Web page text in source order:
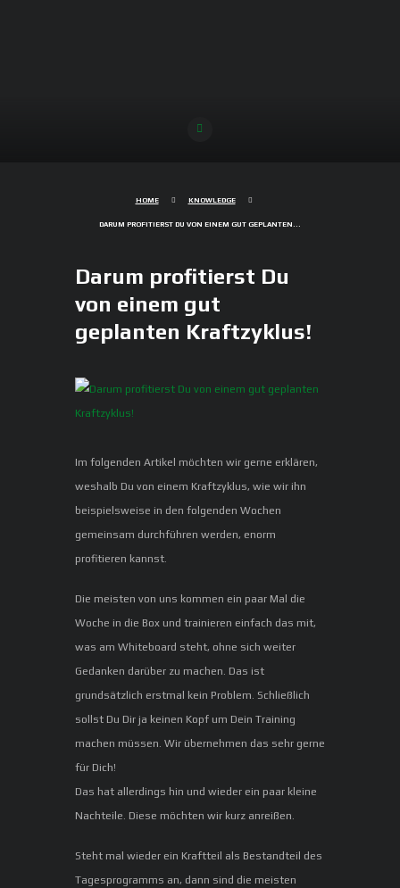
HOME KNOWLEDGE
DARUM PROFITIERST DU VON EINEM GUT GEPLANTEN...
Darum profitierst Du
von einem gut
geplanten Kraftzyklus!
Im folgenden Artikel möchten wir gerne erklären,
weshalb Du von einem Kraftzyklus, wie wir ihn
beispielsweise in den folgenden Wochen
gemeinsam durchführen werden, enorm
profitieren kannst.
Die meisten von uns kommen ein paar Mal die
Woche in die Box und trainieren einfach das mit,
was am Whiteboard steht, ohne sich weiter
Gedanken darüber zu machen. Das ist
grundsätzlich erstmal kein Problem. Schließlich
sollst Du Dir ja keinen Kopf um Dein Training
machen müssen. Wir übernehmen das sehr gerne
für Dich!
Das hat allerdings hin und wieder ein paar kleine
Nachteile. Diese möchten wir kurz anreißen.
Steht mal wieder ein Kraftteil als Bestandteil des
Tagesprogramms an, dann sind die meisten